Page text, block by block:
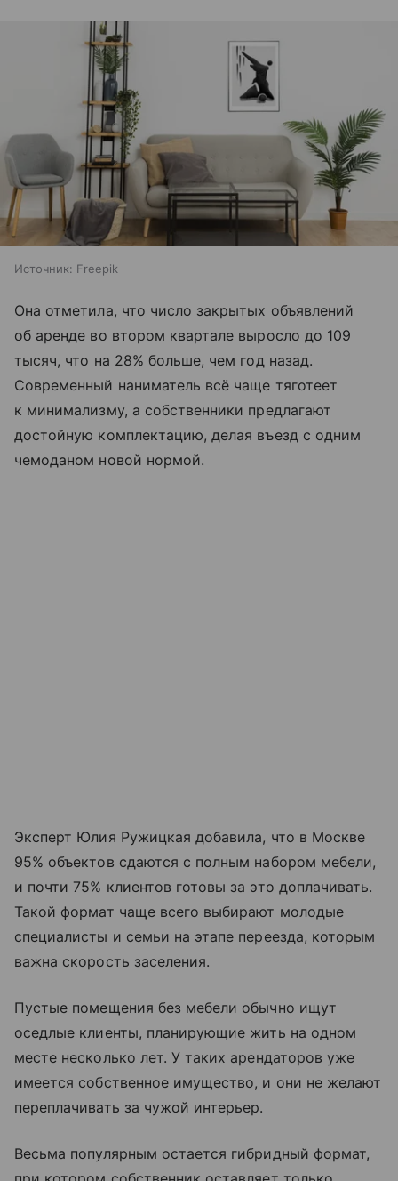
Источник: Freepik
Она отметила, что число закрытых объявлений
об аренде во втором квартале выросло до 109
тысяч, что на 28% больше, чем год назад.
Современный наниматель всё чаще тяготеет
к минимализму, а собственники предлагают
достойную комплектацию, делая въезд с одним
чемоданом новой нормой.
Эксперт Юлия Ружицкая добавила, что в Москве
95% объектов сдаются с полным набором мебели,
и почти 75% клиентов готовы за это доплачивать.
Такой формат чаще всего выбирают молодые
специалисты и семьи на этапе переезда, которым
важна скорость заселения.
Пустые помещения без мебели обычно ищут
оседлые клиенты, планирующие жить на одном
месте несколько лет. У таких арендаторов уже
имеется собственное имущество, и они не желают
переплачивать за чужой интерьер.
Весьма популярным остается гибридный формат,